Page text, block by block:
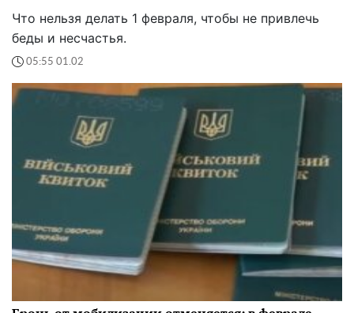
Что нельзя делать 1 февраля, чтобы не привлечь
беды и несчастья.
05:55 01.02